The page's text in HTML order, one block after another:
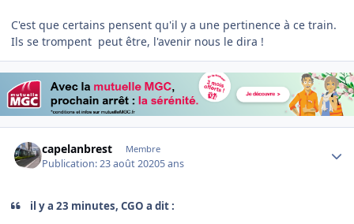
C'est que certains pensent qu'il y a une pertinence à ce train.
Ils se trompent peut être, l'avenir nous le dira !
capelanbrest Membre
Publication:23 août 20205 ans
il y a 23 minutes, CGO a dit :